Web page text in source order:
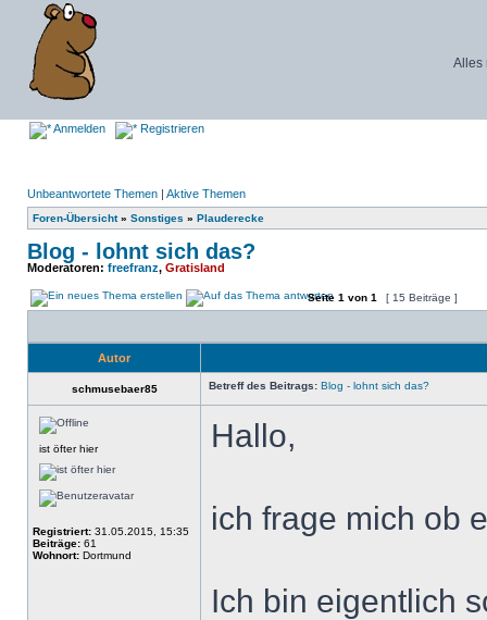
Alles
Anmelden Registrieren
Unbeantwortete Themen | Aktive Themen
Foren-Übersicht» Sonstiges » Plauderecke
Blog - lohnt sich das?
Moderatoren: freefranz, Gratisland
Seite 1 von 1 [ 15 Beiträge ]
Autor
schmusebaer85 Betreff des Beitrags: Blog - lohnt sich das?
ist öfter hier
Registriert: 31.05.2015, 15:35
Beiträge: 61
Wohnort: Dortmund
Hallo,
ich frage mich ob
Ich bin eigentlich